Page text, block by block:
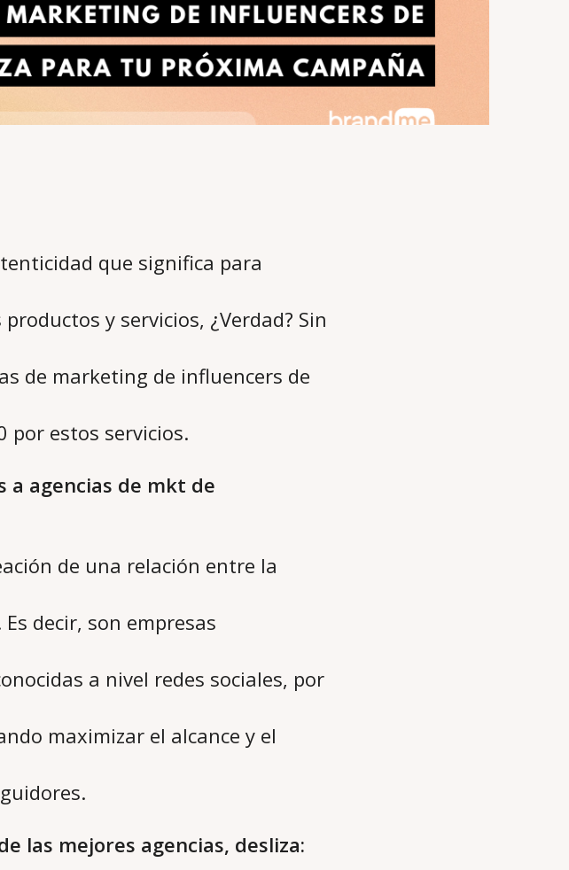
que significa para
y servicios, ¿Verdad? Sin
de marketing de influencers de
por estos servicios.
a agencias de mkt de
de una relación entre la
decir, son empresas
a nivel redes sociales, por
maximizar el alcance y el
las mejores agencias, desliza: